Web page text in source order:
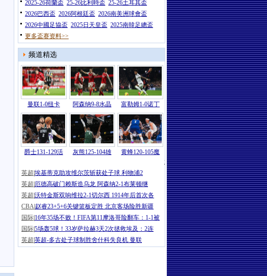
2025-26荷蘭盃 25-26比利時盃 25-26土耳其盃
2026巴西盃 2026阿根廷盃 2026南美洲球會盃
2026中國足協盃 2025日天皇盃 2025南韓足總盃
更多盃赛资料>>
频道精选
曼联1-0纽卡 阿森纳9-8水晶 富勒姆1-0诺丁
爵士131-129活 灰熊125-104雄
黄蜂120-105魔
意甲|卡卢卢破门伊尔迪兹建功 尤文2-
英超 埃基蒂克助攻维尔茨斩获处子球 利物浦2
英超 厄德高破门赖斯造乌龙 阿森纳2-1布莱顿继
英超 沃特金斯双响维拉2-1切尔西 1914年后首次各
CBA 赵睿23+5+6关键篮板定胜 北京客场险胜新疆
国际 16年35场不败！FIFA第11摩洛哥险翻车：1-1被
国际5场轰5球！33岁萨拉赫3天2次拯救埃及：2连
英超 英超-多古处子球制胜舍什科失良机 曼联